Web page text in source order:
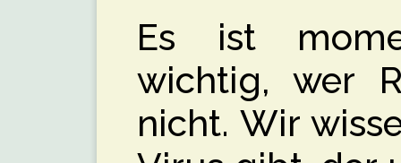
Es ist
wichtig, wer
nicht. Wir